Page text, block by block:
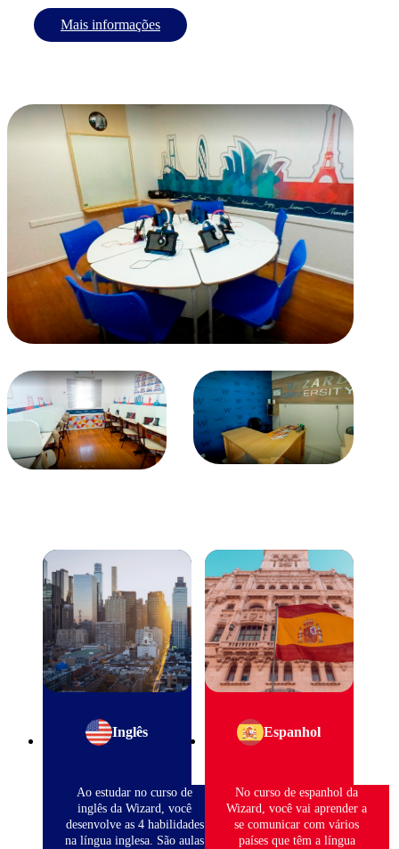
Mais informações
Inglês
Ao estudar no curso de
inglês da Wizard, você
desenvolve as 4 habilidades
na língua inglesa. São aulas
Espanhol
No curso de espanhol da
Wizard, você vai aprender a
se comunicar com vários
países que têm a língua